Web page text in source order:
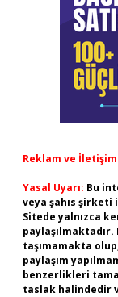
Reklam ve
Yasal Uyarı: Bu
veya şahıs şirketi
Sitede yalnızca
taşımamakta
paylaşım
benzerlikleri
taslak halindedir